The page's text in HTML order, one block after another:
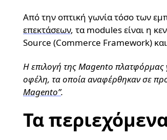
Από την οπτική γωνία τόσο των
επεκτάσεων, τα modules είναι η
Source (Commerce Framework)
Η επιλογή της Magento πλατφόρμας
οφέλη, τα οποία αναφέρθηκαν σε
Magento”.
Τα